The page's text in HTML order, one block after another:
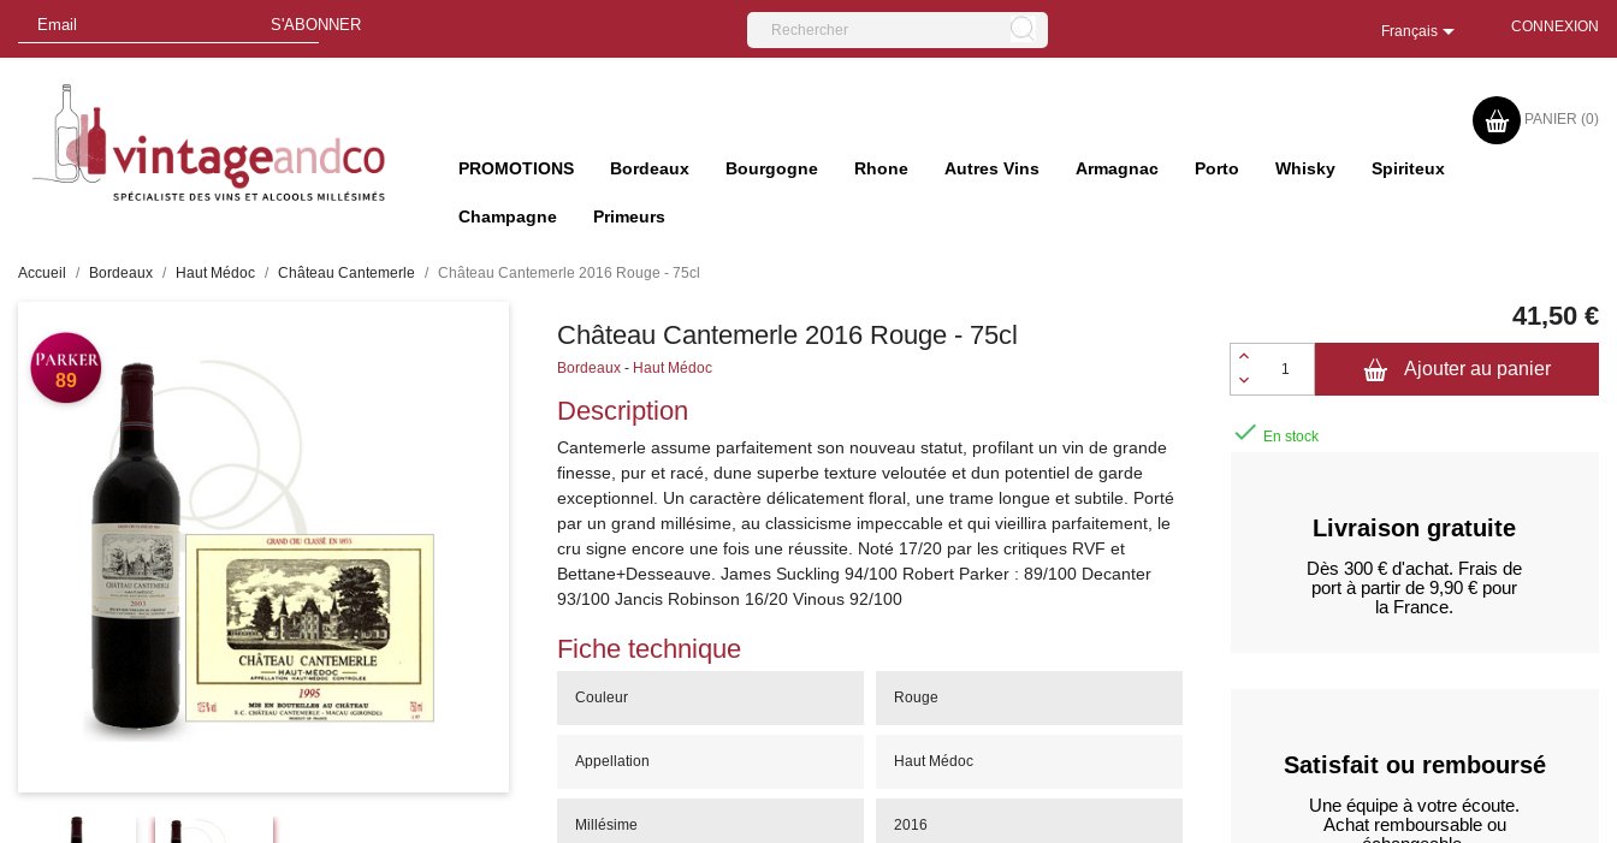
S'ABONNER Français CONNEXION
PANIER (0)
PROMOTIONS Bordeaux Bourgogne Rhone Autres Vins Armagnac Porto Whisky Spiriteux
Champagne Primeurs
Accueil Bordeaux Haut Médoc Château Cantemerle Château Cantemerle 2016 Rouge - 75cl
89
Château Cantemerle 2016 Rouge - 75cl
Bordeaux- Haut Médoc
Description
Cantemerle assume parfaitement son nouveau statut, profilant un vin de grande
finesse, pur et racé, dune superbe texture veloutée et dun potentiel de garde
exceptionnel. Un caractère délicatement floral, une trame longue et subtile. Porté
par un grand millésime, au classicisme impeccable et qui vieillira parfaitement, le
cru signe encore une fois une réussite. Noté 17/20 par les critiques RVF et
Bettane+Desseauve. James Suckling 94/100 Robert Parker : 89/100 Decanter
93/100 Jancis Robinson 16/20 Vinous 92/100
Fiche technique
Couleur Rouge
Appellation Haut Médoc
Millésime 2016
41,50 €
Ajouter au panier
 En stock
Livraison gratuite
Dès 300 € d'achat. Frais de
port à partir de 9,90 € pour
la France.
Satisfait ou remboursé
Une équipe à votre écoute.
Achat remboursable ou